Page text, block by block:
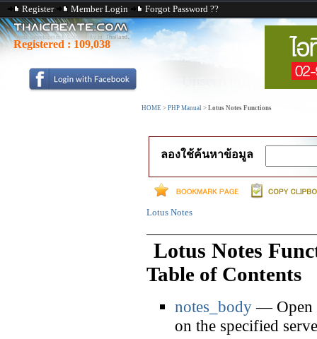
Register Member Login Forgot Password ??
Registered : 109,038
HOME > PHP Manual > Lotus Notes Functions
ลองใช้ค้นหาข้อมูล
Lotus Notes
Lotus Notes
Table of Contents
notes_body— Open
on the specified